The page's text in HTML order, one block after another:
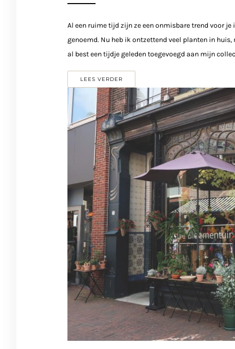
Al een ruime tijd zijn ze een onmisbare trend voor
genoemd. Nu heb ik ontzettend veel planten in
al best een tijdje geleden toegevoegd aan mijn
LEES VERDER